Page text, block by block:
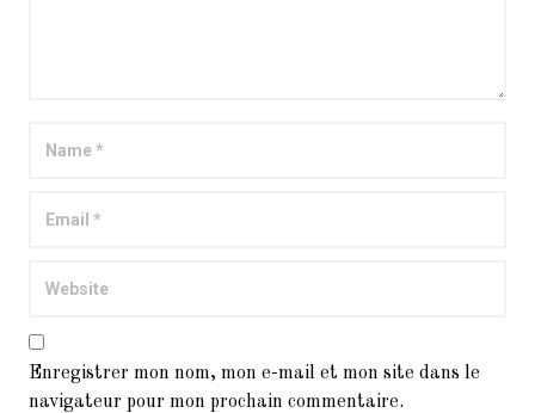
Enregistrer mon nom, mon e-mail et mon site dans le
navigateur pour mon prochain commentaire.